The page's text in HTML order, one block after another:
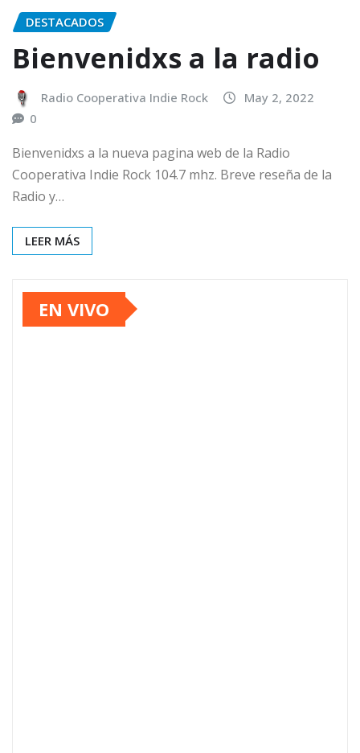
DESTACADOS
Bienvenidxs a la radio
Radio Cooperativa Indie Rock
May 2, 2022
0
Bienvenidxs a la nueva pagina web de la Radio
Cooperativa Indie Rock 104.7 mhz. Breve reseña de la
Radio y…
LEER MÁS
EN VIVO